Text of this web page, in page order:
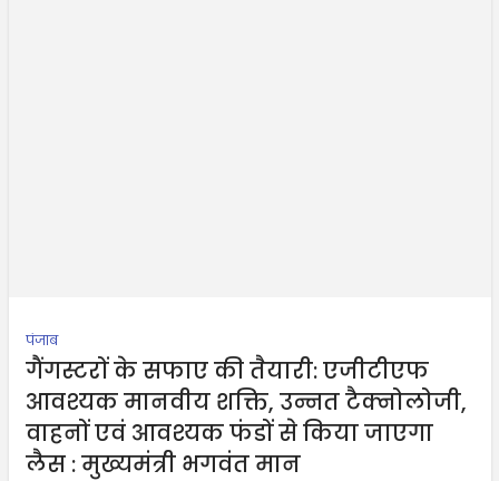
पंजाब
गैंगस्टरों के सफाए की तैयारी: एजीटीएफ
आवश्यक मानवीय शक्ति, उन्नत टैक्नोलोजी,
वाहनों एवं आवश्यक फंडों से किया जाएगा
लैस : मुख्यमंत्री भगवंत मान